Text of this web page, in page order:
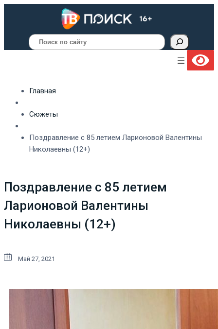
Поиск
Главная
Сюжеты
Поздравление с 85 летием Ларионовой Валентины
Николаевны (12+)
Поздравление с 85 летием
Ларионовой Валентины
Николаевны (12+)
Май 27, 2021